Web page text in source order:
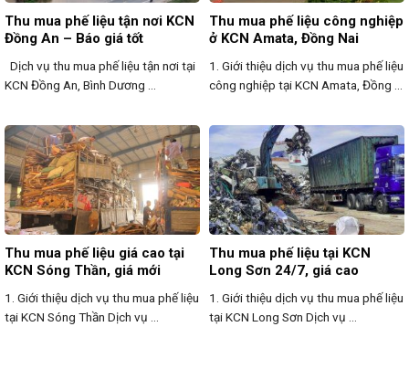
Thu mua phế liệu tận nơi KCN
Đồng An – Báo giá tốt
Dịch vụ thu mua phế liệu tận nơi tại
KCN Đồng An, Bình Dương ...
Thu mua phế liệu công nghiệp
ở KCN Amata, Đồng Nai
1. Giới thiệu dịch vụ thu mua phế liệu
công nghiệp tại KCN Amata, Đồng ...
Thu mua phế liệu giá cao tại
KCN Sóng Thần, giá mới
1. Giới thiệu dịch vụ thu mua phế liệu
tại KCN Sóng Thần Dịch vụ ...
Thu mua phế liệu tại KCN
Long Sơn 24/7, giá cao
1. Giới thiệu dịch vụ thu mua phế liệu
tại KCN Long Sơn Dịch vụ ...